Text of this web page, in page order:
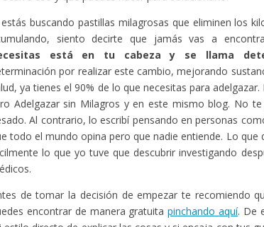
estás buscando pastillas milagrosas que eliminen los
siento decirte que jamás vas a
está en tu cabeza y se llama
por realizar este cambio, mejorando
ya tienes el 90% de lo que necesitas para
Adelgazar sin Milagros y en este mismo blog. No
Al contrario, lo escribí pensando en personas
todo el mundo opina pero que nadie entiende. Lo que
lo que yo tuve que descubrir investigando
de tomar la decisión de empezar te recomiendo
encontrar de manera gratuitapinchando aquí. De